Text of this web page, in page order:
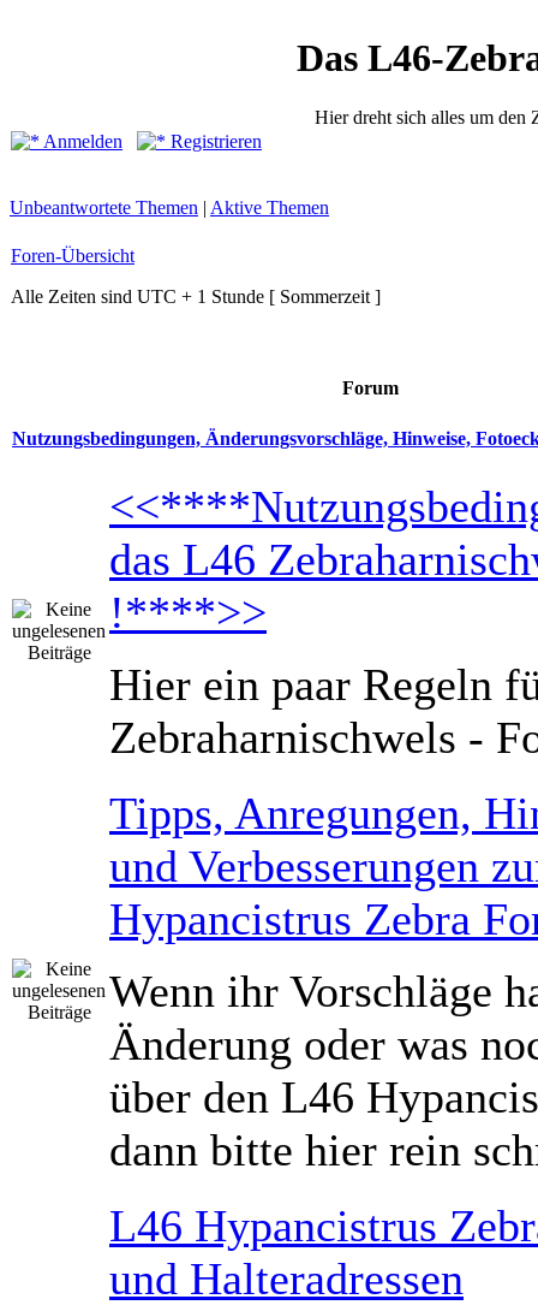
Das L46-
Hier dreht sich alles um den
Anmelden
Registrieren
Unbeantwortete Themen | Aktive Themen
Foren-Übersicht
Alle Zeiten sind UTC + 1 Stunde [ Sommerzeit ]
Forum
Nutzungsbedingungen, Änderungsvorschläge, Hinweise,
das L46
!****>>
Hier ein paar Regeln
Zebraharnischwels -
Tipps, Anregungen,
und Verbesserungen
Hypancistrus Zebra
Wenn ihr Vorschläge
Änderung oder was
über den L46
dann bitte hier rein
L46 Hypancistrus
und Halteradressen